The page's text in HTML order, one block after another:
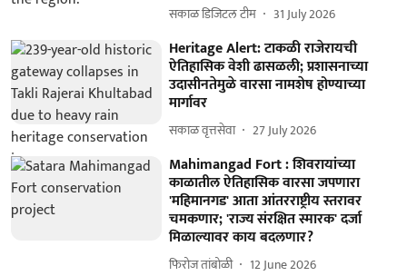
सकाळ डिजिटल टीम 31 July 2026
Heritage Alert: टाकळी राजेरायची
ऐतिहासिक वेशी ढासळली; प्रशासनाच्या
उदासीनतेमुळे वारसा नामशेष होण्याच्या
मार्गावर
सकाळ वृत्तसेवा 27 July 2026
Mahimangad Fort : शिवरायांच्या
काळातील ऐतिहासिक वारसा जपणारा
'महिमानगड' आता आंतरराष्ट्रीय स्तरावर
चमकणार; 'राज्य संरक्षित स्मारक' दर्जा
मिळाल्यावर काय बदलणार?
फिरोज तांबोळी 12 June 2026